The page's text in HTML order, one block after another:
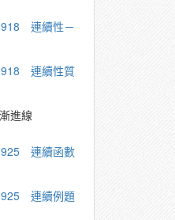
連續性－
連續性質
進線
連續函數
連續例題